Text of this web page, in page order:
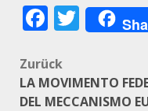
Zurück
LA MOVIMENTO
DEL MECCANISMO